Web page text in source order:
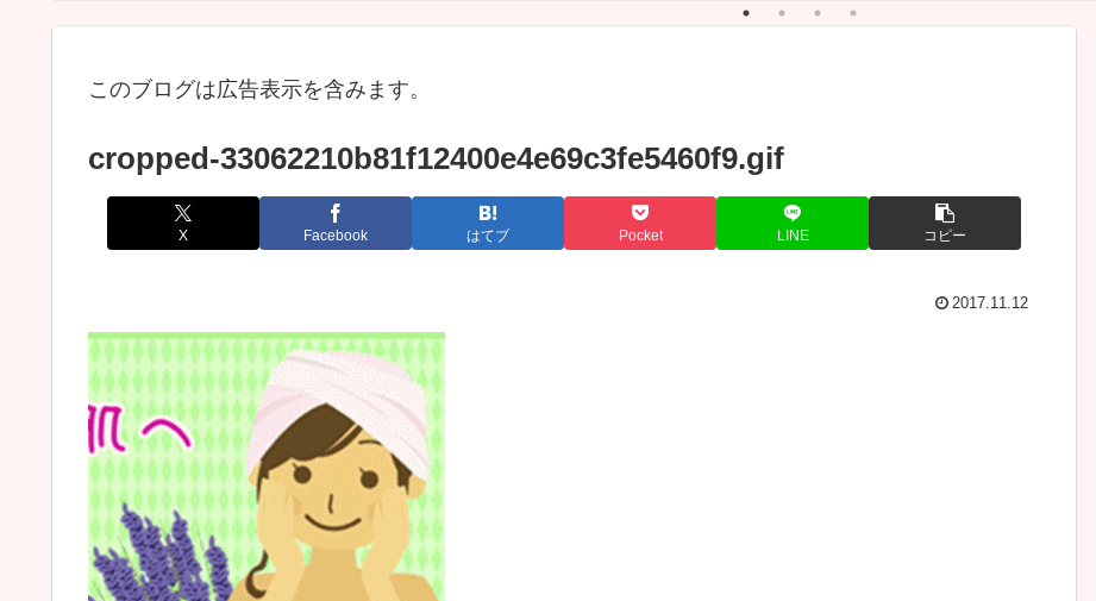
このブログは広告表示を含みます。
cropped-33062210b81f12400e4e69c3fe5460f9.gif
X Facebook はてブ Pocket LINE コピー
2017.11.12